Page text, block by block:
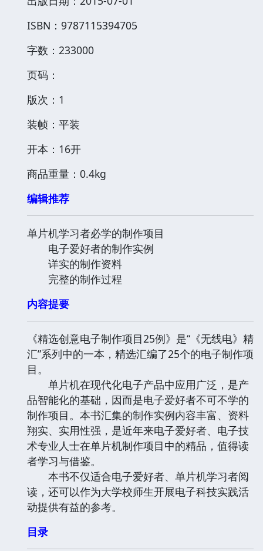
ISBN：9787115394705
字数：233000
页码：
版次：1
装帧：平装
开本：16开
商品重量：0.4kg
编辑推荐
单片机学习者必学的制作项目
电子爱好者的制作实例
详实的制作资料
完整的制作过程
内容提要
《精选创意电子制作项目25例》是“《无线电》精
汇”系列中的一本，精选汇编了25个的电子制作项
目。
单片机在现代化电子产品中应用广泛，是产
品智能化的基础，因而是电子爱好者不可不学的
制作项目。本书汇集的制作实例内容丰富、资料
翔实、实用性强，是近年来电子爱好者、电子技
术专业人士在单片机制作项目中的精品，值得读
者学习与借鉴。
本书不仅适合电子爱好者、单片机学习者阅
读，还可以作为大学校师生开展电子科技实践活
动提供有益的参考。
目录